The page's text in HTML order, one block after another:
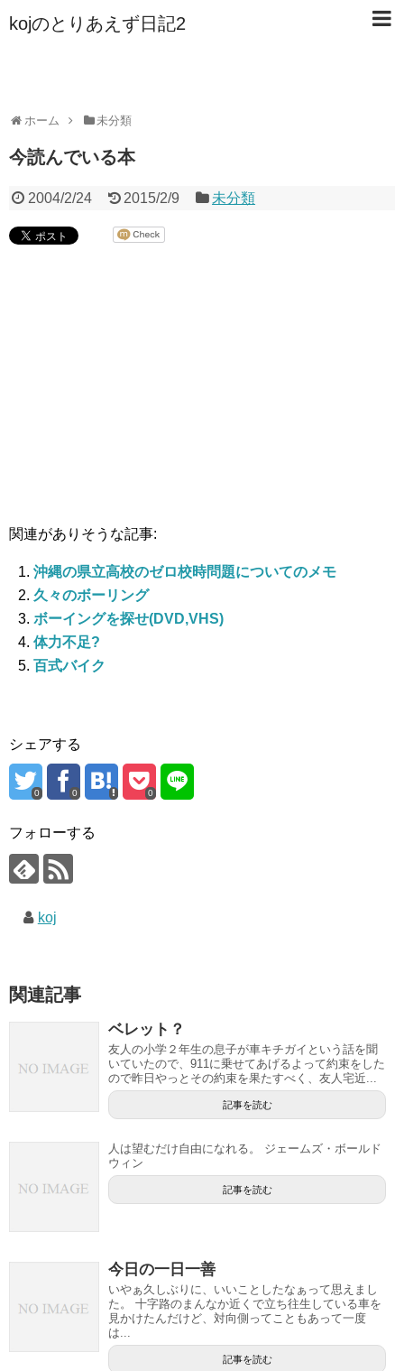
kojのとりあえず日記2
ホーム 未分類
今読んでいる本
2004/2/24 2015/2/9 未分類
関連がありそうな記事:
沖縄の県立高校のゼロ校時問題についてのメモ
久々のボーリング
ボーイングを探せ(DVD,VHS)
体力不足?
百式バイク
シェアする
0 0 0
フォローする
koj
関連記事
ベレット？
友人の小学２年生の息子が車キチガイという話を聞
いていたので、911に乗せてあげるよって約束をした
ので昨日やっとその約束を果たすべく、友人宅近...
記事を読む
人は望むだけ自由になれる。 ジェームズ・ボールド
ウィン
記事を読む
今日の一日一善
いやぁ久しぶりに、いいことしたなぁって思えまし
た。 十字路のまんなか近くで立ち往生している車を
見かけたんだけど、対向側ってこともあって一度
は...
記事を読む